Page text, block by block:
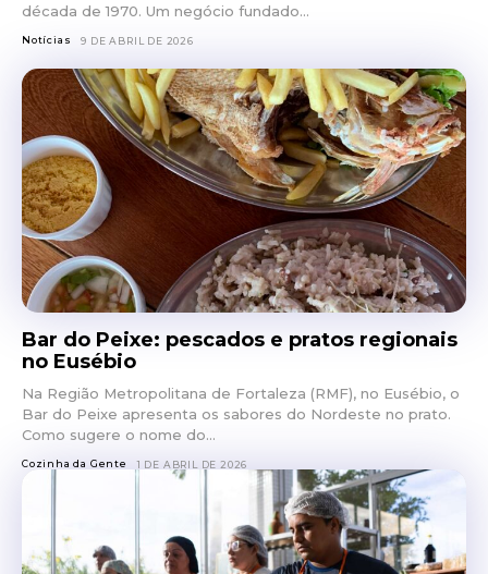
década de 1970. Um negócio fundado...
Notícias 9 DE ABRIL DE 2026
Bar do Peixe: pescados e pratos regionais
no Eusébio
Na Região Metropolitana de Fortaleza (RMF), no Eusébio, o
Bar do Peixe apresenta os sabores do Nordeste no prato.
Como sugere o nome do...
Cozinha da Gente 1 DE ABRIL DE 2026